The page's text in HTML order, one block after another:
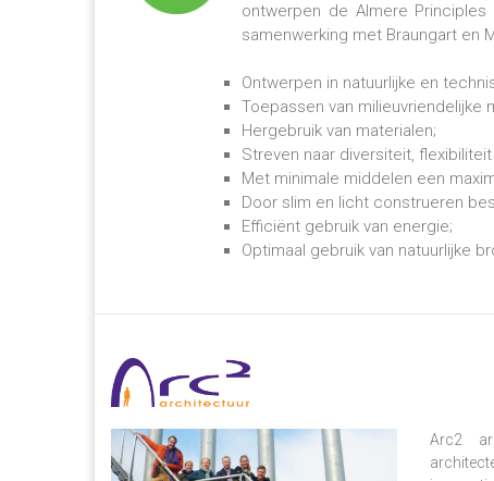
ontwerpen de Almere
samenwerking met Braungart en
Ontwerpen in natuurlijke en
Toepassen van milieuvriendelijke
Hergebruik van materialen;
Streven naar diversiteit,
Met minimale middelen een
Door slim en licht construeren
Efficiënt gebruik van energie;
Optimaal gebruik van natuurlijke
Arc2